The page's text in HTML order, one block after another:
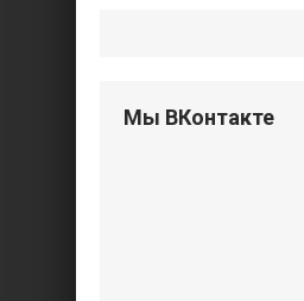
Мы ВКонтакте